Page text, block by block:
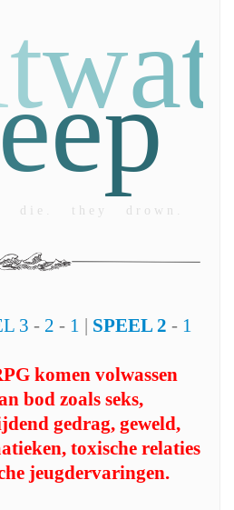
twat
ep
t d i e . t h e y d r o w n .
3 - 2 - 1 | SPEEL 2 - 1
komen volwassen
bod zoals seks,
gedrag, geweld,
toxische relaties
jeugdervaringen.